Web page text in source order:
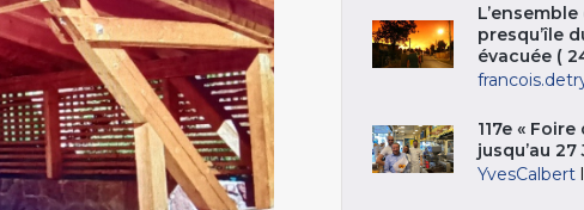
L’ensemble
presqu’île
évacuée (
117e «
jusqu’au 27
YvesCalbert